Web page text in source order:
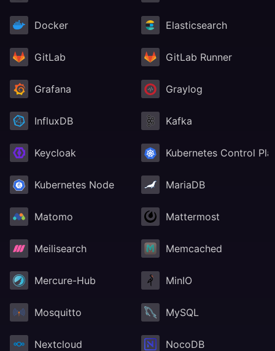
Docker Elasticsearch
GitLab GitLab Runner
Grafana Graylog
InfluxDB Kafka
Keycloak Kubernetes Control
Kubernetes Node MariaDB
Matomo Mattermost
Meilisearch Memcached
Mercure-Hub MinIO
Mosquitto MySQL
Nextcloud NocoDB